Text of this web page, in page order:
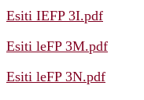
Esiti IEFP 3I.pdf
Esiti leFP 3M.pdf
Esiti leFP 3N.pdf